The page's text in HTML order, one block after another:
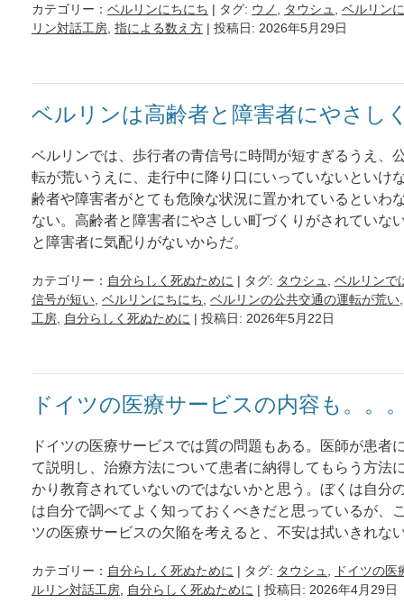
カテゴリー： ベルリンにちにち | タグ: ウノ タウシュ
ベルリン
リン対話工房 指による数え方 | 投稿日: 2026年5月29日
ベルリンは高齢者と障害者にやさし
ベルリンでは、歩行者の青信号に時間が短すぎるうえ、
転が荒いうえに、走行中に降り口にいっていないといけ
齢者や障害者がとても危険な状況に置かれているといわ
ない。高齢者と障害者にやさしい町づくりがされていな
と障害者に気配りがないからだ。
カテゴリー： 自分らしく死ぬために | タグ: タウシュ
ベルリンで
信号が短い ベルリンにちにち ベルリンの公共交通の運転が荒い
工房
自分らしく死ぬために | 投稿日: 2026年5月22日
ドイツの医療サービスの内容も。。
ドイツの医療サービスでは質の問題もある。医師が患者
て説明し、治療方法について患者に納得してもらう方法
かり教育されていないのではないかと思う。ぼくは自分
は自分で調べてよく知っておくべきだと思っているが、
ツの医療サービスの欠陥を考えると、不安は拭いきれな
カテゴリー： 自分らしく死ぬために | タグ: タウシュ
ドイツの医
ルリン対話工房
自分らしく死ぬために | 投稿日: 2026年4月29日